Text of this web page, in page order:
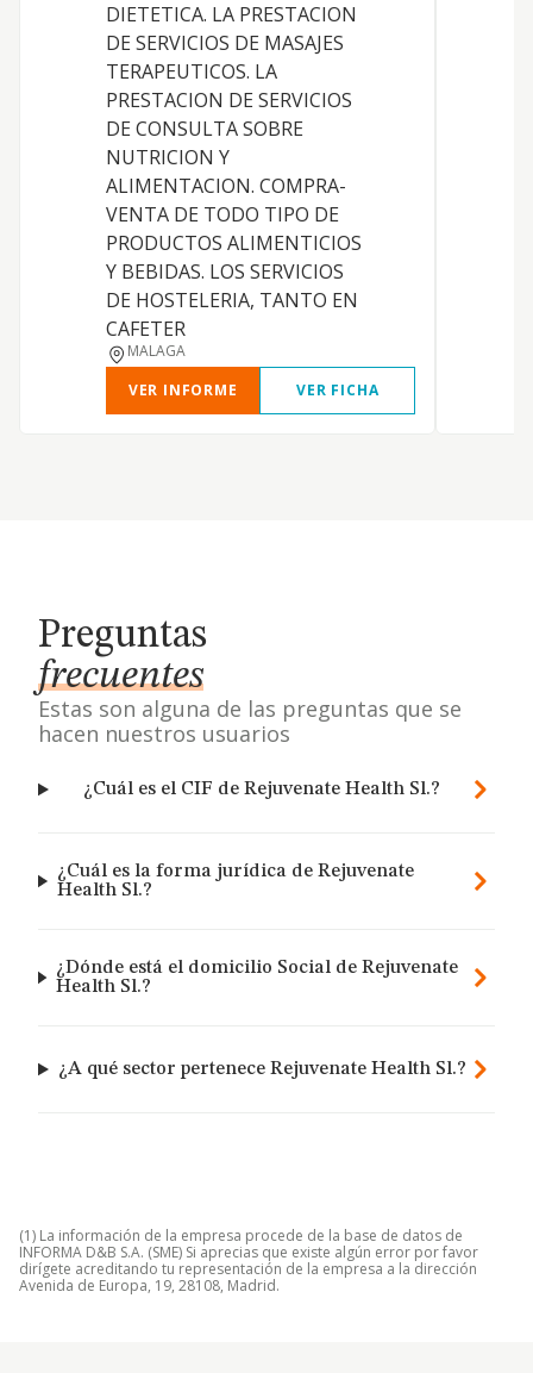
DIETETICA. LA PRESTACION
DE SERVICIOS DE MASAJES
TERAPEUTICOS. LA
PRESTACION DE SERVICIOS
DE CONSULTA SOBRE
NUTRICION Y
ALIMENTACION. COMPRA-
VENTA DE TODO TIPO DE
PRODUCTOS ALIMENTICIOS
Y BEBIDAS. LOS SERVICIOS
DE HOSTELERIA, TANTO EN
CAFETER
MALAGA
VER INFORME
VER FICHA
Preguntas
frecuentes
Estas son alguna de las preguntas que se
hacen nuestros usuarios
¿Cuál es el CIF de Rejuvenate Health Sl.?
¿Cuál es la forma jurídica de Rejuvenate
Health Sl.?
¿Dónde está el domicilio Social de Rejuvenate
Health Sl.?
¿A qué sector pertenece Rejuvenate Health Sl.?
(1) La información de la empresa procede de la base de datos de
INFORMA D&B S.A. (SME) Si aprecias que existe algún error por favor
dirígete acreditando tu representación de la empresa a la dirección
Avenida de Europa, 19, 28108, Madrid.